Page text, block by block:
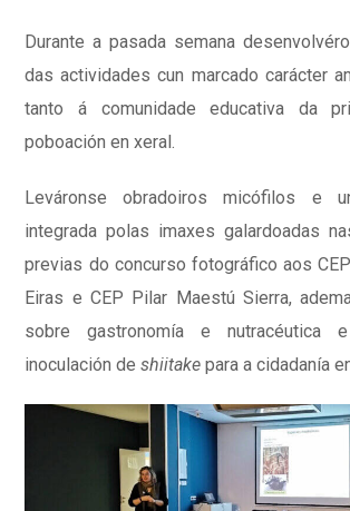
Durante a pasada semana
das actividades cun marcado carácter
tanto á comunidade educativa da
poboación en xeral.
Leváronse obradoiros micófilos e
integrada polas imaxes galardoadas
previas do concurso fotográfico aos
Eiras e CEP Pilar Maestú Sierra,
sobre gastronomía e
inoculación deshiitake para a cidadanía